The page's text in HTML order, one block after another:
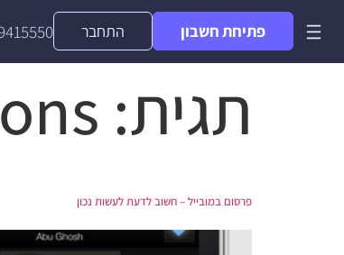
התחבר פתיחת חשבון
תגית:
פרסום במובייל – חשוב לדעת לעשות נכון